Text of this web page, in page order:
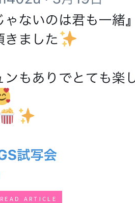
READ ARTICLE